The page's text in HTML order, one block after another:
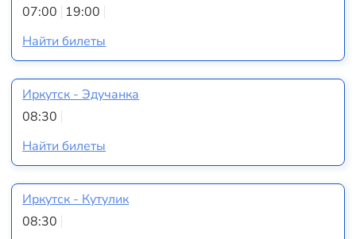
07:00 19:00
Найти билеты
Иркутск - Эдучанка
08:30
Найти билеты
Иркутск - Кутулик
08:30